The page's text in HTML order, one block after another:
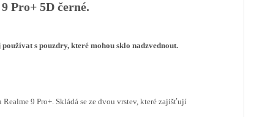
Pro+ 5D černé.
s pouzdry, které mohou sklo nadzvednout.
9 Pro+. Skládá se ze dvou vrstev, které zajišťují